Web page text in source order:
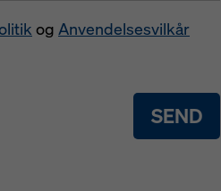
og Anvendelsesvilkår
SEND